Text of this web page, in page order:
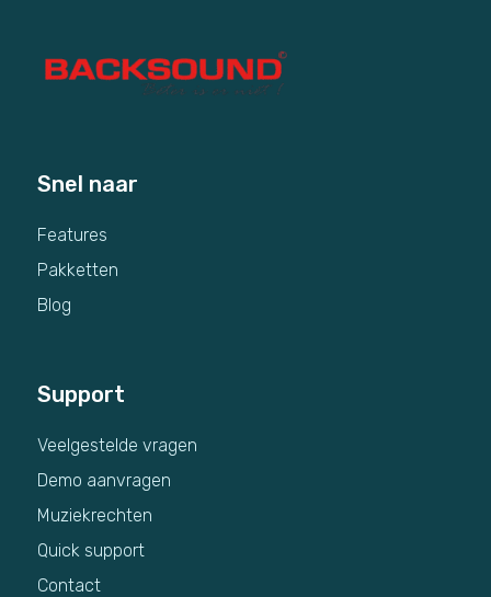
Snel naar
Features
Pakketten
Blog
Support
Veelgestelde vragen
Demo aanvragen
Muziekrechten
Quick support
Contact